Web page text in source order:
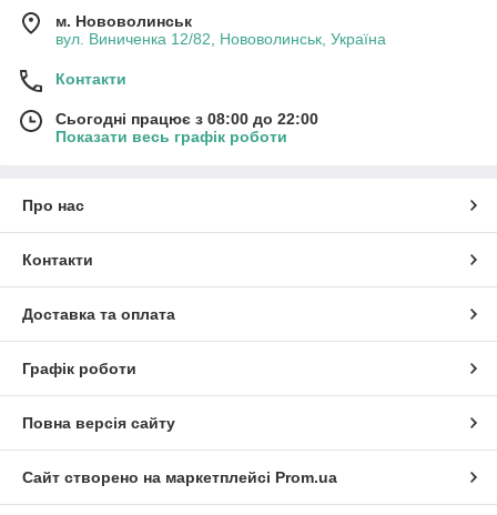
м. Нововолинськ
вул. Виниченка 12/82, Нововолинськ, Україна
Контакти
Сьогодні працює з 08:00 до 22:00
Показати весь графік роботи
Про нас
Контакти
Доставка та оплата
Графік роботи
Повна версія сайту
Сайт створено на маркетплейсі Prom.ua